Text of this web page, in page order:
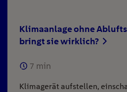
Klimaanlage ohne
bringt sie wirklich?
7 min
Klimagerät aufstellen,